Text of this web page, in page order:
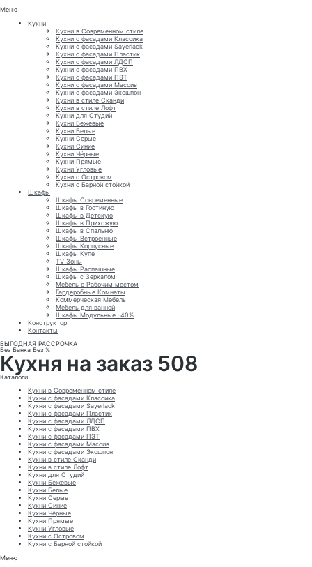
Меню
Кухни
Кухни в Современном стиле
Кухни с фасадами Классика
Кухни с фасадами Sayerlack
Кухни с фасадами Пластик
Кухни с фасадами ЛДСП
Кухни с фасадами ПВХ
Кухни с фасадами ПЭТ
Кухни с фасадами Массив
Кухни с фасадами Экошпон
Кухни в стиле Сканди
Кухни в стиле Лофт
Кухни для Студий
Кухни Бежевые
Кухни Белые
Кухни Серые
Кухни Синие
Кухни Чёрные
Кухни Прямые
Кухни Угловые
Кухни с Островом
Кухни с Барной стойкой
Шкафы
Шкафы Современные
Шкафы в Гостиную
Шкафы в Детскую
Шкафы в Прихожую
Шкафы в Спальню
Шкафы Встроенные
Шкафы Корпусные
Шкафы Купе
TV Зоны
Шкафы Распашные
Шкафы с Зеркалом
Мебель с Рабочим местом
Гардеробные Комнаты
Коммерческая Мебель
Мебель для ванной
Шкафы Модульные -40%
Конструктор
Контакты
ВЫГОДНАЯ РАССРОЧКА
Без Банка Без %
Кухня на заказ 508
Каталоги
Кухни в Современном стиле
Кухни с фасадами Классика
Кухни с фасадами Sayerlack
Кухни с фасадами Пластик
Кухни с фасадами ЛДСП
Кухни с фасадами ПВХ
Кухни с фасадами ПЭТ
Кухни с фасадами Массив
Кухни с фасадами Экошпон
Кухни в стиле Сканди
Кухни в стиле Лофт
Кухни для Студий
Кухни Бежевые
Кухни Белые
Кухни Серые
Кухни Синие
Кухни Чёрные
Кухни Прямые
Кухни Угловые
Кухни с Островом
Кухни с Барной стойкой
Меню